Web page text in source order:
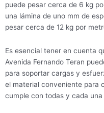
puede pesar cerca de 6 kg
una lámina de uno mm de
pesar cerca de 12 kg por
Es esencial tener en cuenta
Avenida Fernando Teran
para soportar cargas y
el material conveniente para
cumple con todas y cada